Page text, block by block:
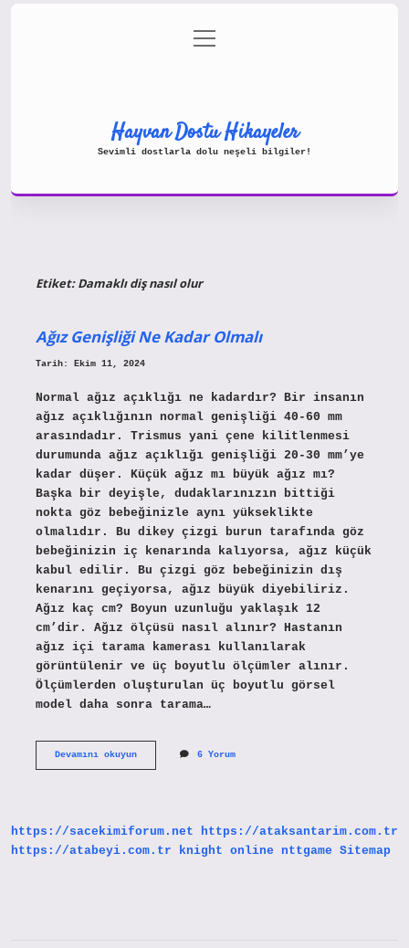
Gizlilik Politikası
menüyü
aç
Hayvan Dostu Hikayeler
Sevimli dostlarla dolu neşeli bilgiler!
Etiket:Damaklı diş nasıl olur
Ağız Genişliği Ne Kadar Olmalı
Tarih: Ekim 11, 2024
Normal ağız açıklığı ne kadardır? Bir insanın
ağız açıklığının normal genişliği 40-60 mm
arasındadır. Trismus yani çene kilitlenmesi
durumunda ağız açıklığı genişliği 20-30 mm’ye
kadar düşer. Küçük ağız mı büyük ağız mı?
Başka bir deyişle, dudaklarınızın bittiği
nokta göz bebeğinizle aynı yükseklikte
olmalıdır. Bu dikey çizgi burun tarafında göz
bebeğinizin iç kenarında kalıyorsa, ağız küçük
kabul edilir. Bu çizgi göz bebeğinizin dış
kenarını geçiyorsa, ağız büyük diyebiliriz.
Ağız kaç cm? Boyun uzunluğu yaklaşık 12
cm’dir. Ağız ölçüsü nasıl alınır? Hastanın
ağız içi tarama kamerası kullanılarak
görüntülenir ve üç boyutlu ölçümler alınır.
Ölçümlerden oluşturulan üç boyutlu görsel
model daha sonra tarama…
Devamını okuyunAğız
6 Yorum
https://sacekimiforum.net
https://ataksantarim.com.tr
https://atabeyi.com.tr
knight online nttgame Sitemap